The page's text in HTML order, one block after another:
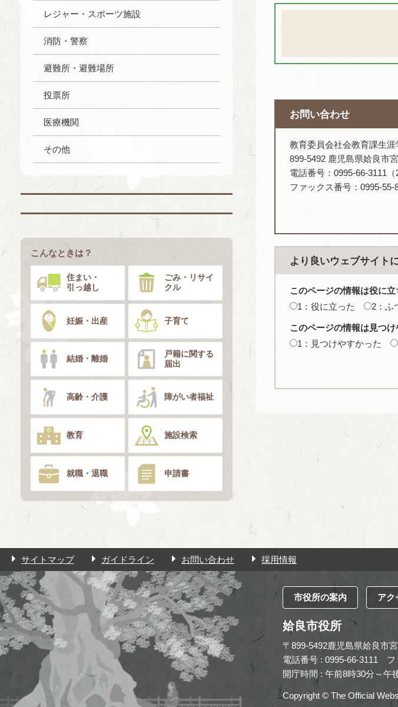
レジャー・スポーツ施設
消防・警察
避難所・避難場所
投票所
医療機関
その他
こんなときは？
住まい・
引っ越し
ごみ・リサイ
クル
妊娠・出産 子育て
結婚・離婚
戸籍に関する
届出
高齢・介護 障がい者福祉
教育 施設検索
就職・退職 申請書
お問い合わせ
教育委員会社会教育課生涯
899-5492 鹿児島県姶良市
電話番号：0995-66-3111（
ファックス番号：0995-55-
より良いウェブサイト
このページの情報は役に立
1：役に立った
2：ふ
このページの情報は見つ
1：見つけやすかった
サイトマップ ガイドライン お問い合わせ 採用情報
市役所の案内 アク
姶良市役所
〒899-5492鹿児島県姶良市
電話番号 : 0995-66-3111
フ
開庁時間 : 午前8時30分～午
Copyright © The Official